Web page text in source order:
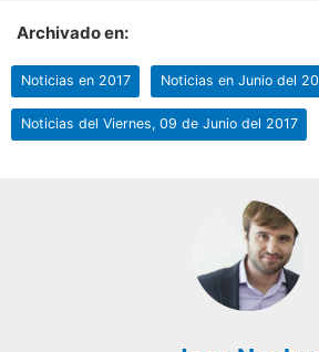
Archivado en:
Noticias en 2017 Noticias en Junio del
Noticias del Viernes, 09 de Junio del 2017